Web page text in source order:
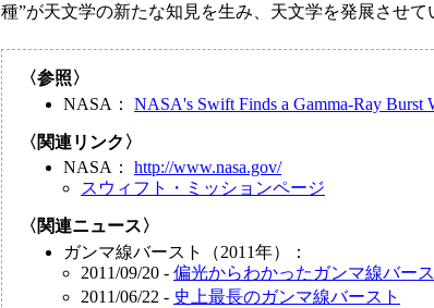
種”が天文学の新たな知見を生み、天文学を発展させて
〈参照〉
NASA： NASA's Swift Finds a Gamma-Ray Burst
〈関連リンク〉
NASA： http://www.nasa.gov/
スウィフト・ミッションページ
〈関連ニュース〉
ガンマ線バースト（2011年）：
2011/09/20 - 偏光からわかったガンマ線バー
2011/06/22 - 史上最長のガンマ線バースト